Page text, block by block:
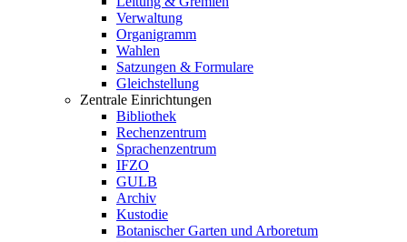
Verwaltung
Organigramm
Wahlen
Satzungen & Formulare
Gleichstellung
Zentrale Einrichtungen
Bibliothek
Rechenzentrum
Sprachenzentrum
IFZO
GULB
Archiv
Kustodie
Botanischer Garten und Arboretum